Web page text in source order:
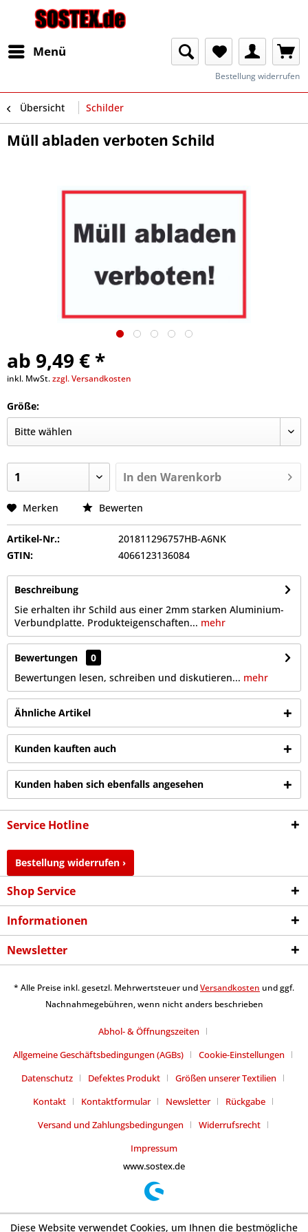
Menü
Bestellung widerrufen
Übersicht Schilder
Müll abladen verboten Schild
ab 9,49 € *
inkl. MwSt.zzgl. Versandkosten
Größe:
In den Warenkorb
Merken Bewerten
Artikel-Nr.:
201811296757HB-A6NK
GTIN:
4066123136084
Beschreibung
Sie erhalten ihr Schild aus einer 2mm starken Aluminium-
Verbundplatte. Produkteigenschaften... mehr
Bewertungen
0
Bewertungen lesen, schreiben und diskutieren... mehr
Ähnliche Artikel
Kunden kauften auch
Kunden haben sich ebenfalls angesehen
Service Hotline
Bestellung widerrufen ›
Shop Service
Informationen
Newsletter
* Alle Preise inkl. gesetzl. Mehrwertsteuer undVersandkosten und ggf.
Nachnahmegebühren, wenn nicht anders beschrieben
Abhol- & Öffnungszeiten
Allgemeine Geschäftsbedingungen (AGBs)
Cookie-Einstellungen
Datenschutz
Defektes Produkt
Größen unserer Textilien
Kontakt
Kontaktformular Newsletter
Rückgabe
Versand und Zahlungsbedingungen
Widerrufsrecht
Impressum
www.sostex.de
Diese Website verwendet Cookies, um Ihnen die bestmögliche